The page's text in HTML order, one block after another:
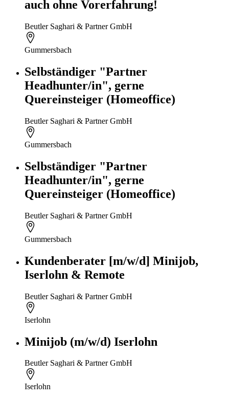
auch ohne Vorerfahrung!
Beutler Saghari & Partner GmbH
Gummersbach
Selbständiger "Partner
Headhunter/in", gerne
Quereinsteiger (Homeoffice)
Beutler Saghari & Partner GmbH
Gummersbach
Selbständiger "Partner
Headhunter/in", gerne
Quereinsteiger (Homeoffice)
Beutler Saghari & Partner GmbH
Gummersbach
Kundenberater [m/w/d] Minijob,
Iserlohn & Remote
Beutler Saghari & Partner GmbH
Iserlohn
Minijob (m/w/d) Iserlohn
Beutler Saghari & Partner GmbH
Iserlohn